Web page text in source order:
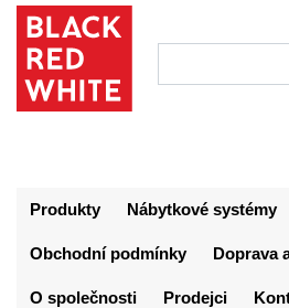
Produkty Nábytkové systémy
Obchodní podmínky Doprava
O společnosti Prodejci